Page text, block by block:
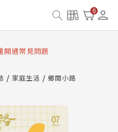
0
墨系統維護中，本站同步暫
閱讀資產合併與書櫃開通申請
開通常見問題
級重要說明及資產合併結果
讀墨系統維護中，本站同步暫
家庭生活
鄉間小路